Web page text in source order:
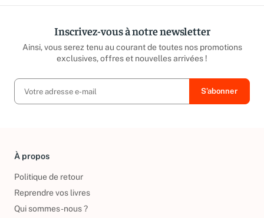
Inscrivez-vous à notre newsletter
Ainsi, vous serez tenu au courant de toutes nos promotions
exclusives, offres et nouvelles arrivées !
À propos
Politique de retour
Reprendre vos livres
Qui sommes-nous ?